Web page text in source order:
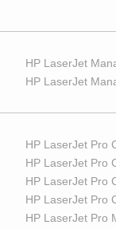
HP LaserJet
HP LaserJet
HP LaserJet Pro
HP LaserJet Pro
HP LaserJet Pro
HP LaserJet Pro
HP LaserJet Pro